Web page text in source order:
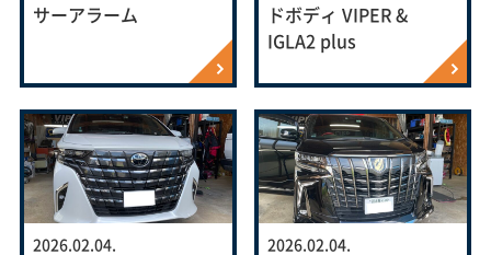
サーアラーム
ドボディ VIPER &
IGLA2 plus
2026.02.04.
2026.02.04.